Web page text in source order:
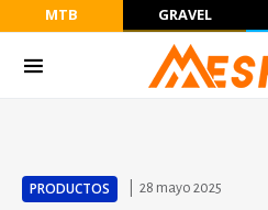
MTB GRAVEL
PRODUCTOS 28 mayo 2025